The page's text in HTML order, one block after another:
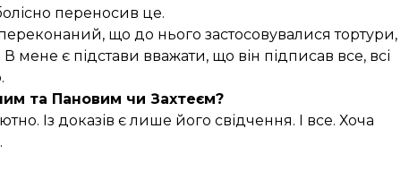
переносив це.
що до нього застосовувалися тортури,
є підстави вважати, що він підписав все, всі
та Пановим чи Захтеєм?
Із доказів є лише його свідчення. І все. Хоча